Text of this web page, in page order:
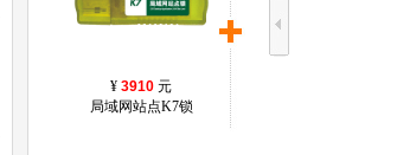
¥ 3910 元
局域网站点K7锁